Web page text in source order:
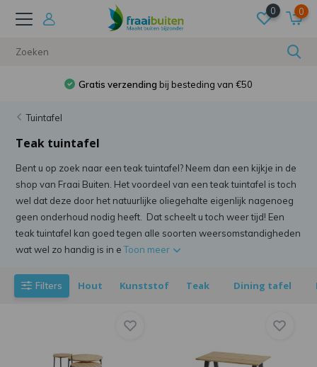
0 0
Gratis verzending bij besteding van €50
Tuintafel
Teak tuintafel
Bent u op zoek naar een teak tuintafel? Neem dan een kijkje in de
shop van Fraai Buiten. Het voordeel van een teak tuintafel is toch
wel dat deze door het natuurlijke oliegehalte eigenlijk nagenoeg
geen onderhoud nodig heeft. Dat scheelt u toch weer tijd! Een
teak tuintafel kan goed tegen alle soorten weersomstandigheden
wat wel zo handig is in eToon meer
Filters Hout Kunststof Teak Dining tafel